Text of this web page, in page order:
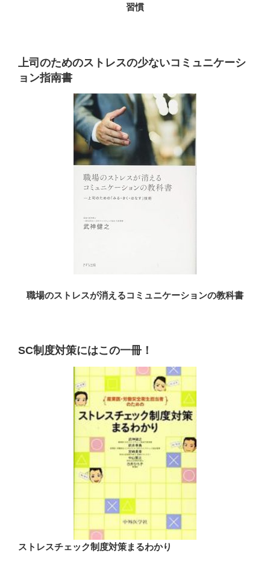
習慣
上司のためのストレスの少ないコミュニケーシ
ョン指南書
職場のストレスが消えるコミュニケーションの教科書
SC制度対策にはこの一冊！
ストレスチェック制度対策まるわかり